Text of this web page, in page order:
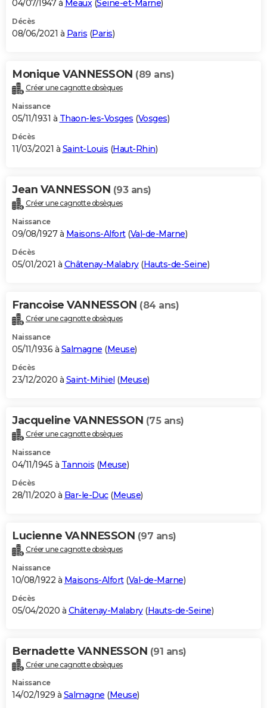
04/07/1947 à Meaux(Seine-et-Marne)
Décès
08/06/2021 à Paris (Paris)
Monique VANNESSON (89 ans)
Créer une cagnotte obsèques
Naissance
05/11/1931 à Thaon-les-Vosges (Vosges)
Décès
11/03/2021 à Saint-Louis (Haut-Rhin)
Jean VANNESSON (93 ans)
Créer une cagnotte obsèques
Naissance
09/08/1927 à Maisons-Alfort(Val-de-Marne)
Décès
05/01/2021 à Châtenay-Malabry(Hauts-de-Seine)
Francoise VANNESSON (84 ans)
Créer une cagnotte obsèques
Naissance
05/11/1936 à Salmagne (Meuse)
Décès
23/12/2020 à Saint-Mihiel (Meuse)
Jacqueline VANNESSON (75 ans)
Créer une cagnotte obsèques
Naissance
04/11/1945 à Tannois (Meuse)
Décès
28/11/2020 à Bar-le-Duc(Meuse)
Lucienne VANNESSON (97 ans)
Créer une cagnotte obsèques
Naissance
10/08/1922 à Maisons-Alfort(Val-de-Marne)
Décès
05/04/2020 à Châtenay-Malabry(Hauts-de-Seine)
Bernadette VANNESSON (91 ans)
Créer une cagnotte obsèques
Naissance
14/02/1929 à Salmagne (Meuse)